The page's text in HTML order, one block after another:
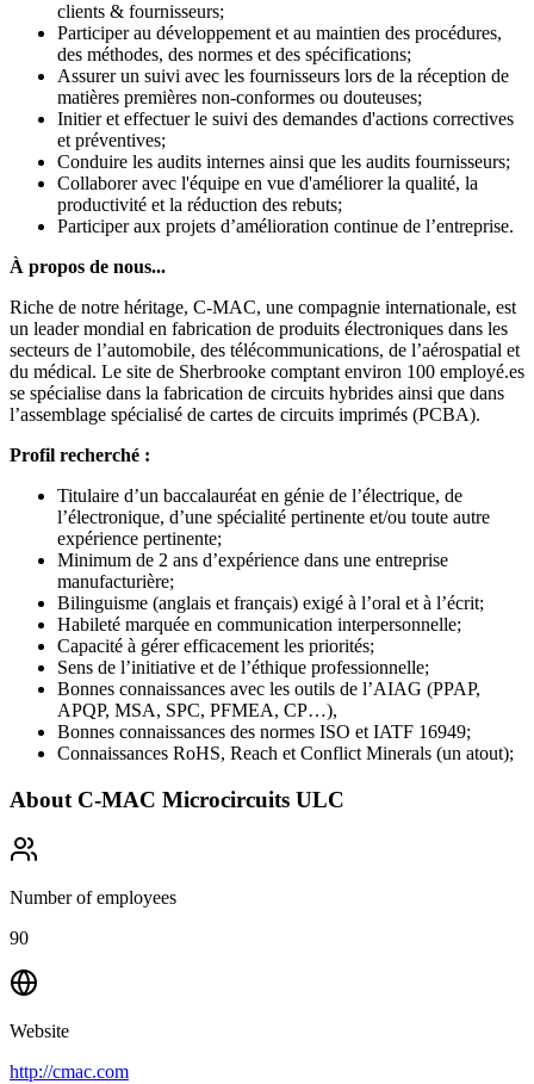
clients & fournisseurs;
Participer au développement et au maintien des procédures,
des méthodes, des normes et des spécifications;
Assurer un suivi avec les fournisseurs lors de la réception de
matières premières non-conformes ou douteuses;
Initier et effectuer le suivi des demandes d'actions correctives
et préventives;
Conduire les audits internes ainsi que les audits fournisseurs;
Collaborer avec l'équipe en vue d'améliorer la qualité, la
productivité et la réduction des rebuts;
Participer aux projets d’amélioration continue de l’entreprise.
À propos de nous...
Riche de notre héritage, C-MAC, une compagnie internationale, est
un leader mondial en fabrication de produits électroniques dans les
secteurs de l’automobile, des télécommunications, de l’aérospatial et
du médical. Le site de Sherbrooke comptant environ 100 employé.es
se spécialise dans la fabrication de circuits hybrides ainsi que dans
l’assemblage spécialisé de cartes de circuits imprimés (PCBA).
Profil recherché :
Titulaire d’un baccalauréat en génie de l’électrique, de
l’électronique, d’une spécialité pertinente et/ou toute autre
expérience pertinente;
Minimum de 2 ans d’expérience dans une entreprise
manufacturière;
Bilinguisme (anglais et français) exigé à l’oral et à l’écrit;
Habileté marquée en communication interpersonnelle;
Capacité à gérer efficacement les priorités;
Sens de l’initiative et de l’éthique professionnelle;
Bonnes connaissances avec les outils de l’AIAG (PPAP,
APQP, MSA, SPC, PFMEA, CP…),
Bonnes connaissances des normes ISO et IATF 16949;
Connaissances RoHS, Reach et Conflict Minerals (un atout);
About C-MAC Microcircuits ULC
Number of employees
90
Website
http://cmac.com